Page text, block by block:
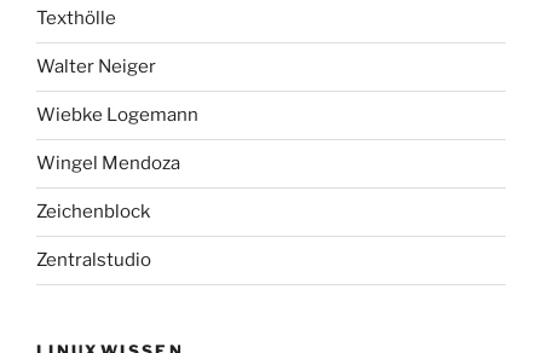
Texthölle
Walter Neiger
Wiebke Logemann
Wingel Mendoza
Zeichenblock
Zentralstudio